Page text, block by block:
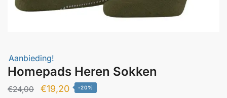
Aanbieding!
Homepads Heren Sokken
€24,00
Oorspronkelijke
€19,20Huidige
-20%